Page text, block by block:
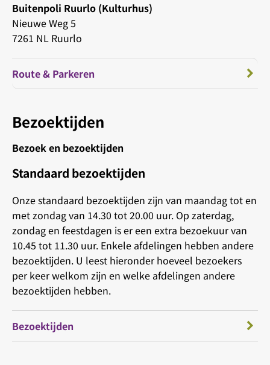
Buitenpoli Ruurlo (Kulturhus)
Nieuwe Weg 5
7261 NL Ruurlo
Route & Parkeren
Bezoektijden
Bezoek en bezoektijden
Standaard bezoektijden
Onze standaard bezoektijden zijn van maandag tot en
met zondag van 14.30 tot 20.00 uur. Op zaterdag,
zondag en feestdagen is er een extra bezoekuur van
10.45 tot 11.30 uur. Enkele afdelingen hebben andere
bezoektijden. U leest hieronder hoeveel bezoekers
per keer welkom zijn en welke afdelingen andere
bezoektijden hebben.
Bezoektijden